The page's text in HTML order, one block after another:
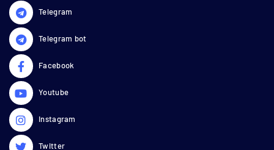
Telegram
Telegram bot
Facebook
Youtube
Instagram
Twitter